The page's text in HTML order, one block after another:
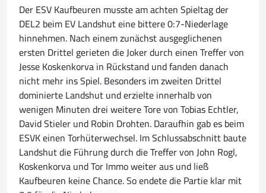
Der ESV Kaufbeuren musste am achten Spieltag der
DEL2 beim EV Landshut eine bittere 0:7-Niederlage
hinnehmen. Nach einem zunächst ausgeglichenen
ersten Drittel gerieten die Joker durch einen Treffer von
Jesse Koskenkorva in Rückstand und fanden danach
nicht mehr ins Spiel. Besonders im zweiten Drittel
dominierte Landshut und erzielte innerhalb von
wenigen Minuten drei weitere Tore von Tobias Echtler,
David Stieler und Robin Drohten. Daraufhin gab es beim
ESVK einen Torhüterwechsel. Im Schlussabschnitt baute
Landshut die Führung durch die Treffer von John Rogl,
Koskenkorva und Tor Immo weiter aus und ließ
Kaufbeuren keine Chance. So endete die Partie klar mit